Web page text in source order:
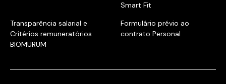
Smart Fit
Transparência salarial e
Critérios remuneratórios
BIOMURUM
Formulário prévio ao
contrato Personal